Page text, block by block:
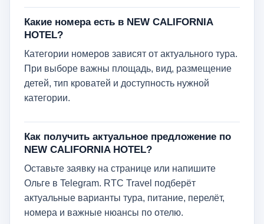
Какие номера есть в NEW CALIFORNIA
HOTEL?
Категории номеров зависят от актуального тура.
При выборе важны площадь, вид, размещение
детей, тип кроватей и доступность нужной
категории.
Как получить актуальное предложение по
NEW CALIFORNIA HOTEL?
Оставьте заявку на странице или напишите
Ольге в Telegram. RTC Travel подберёт
актуальные варианты тура, питание, перелёт,
номера и важные нюансы по отелю.